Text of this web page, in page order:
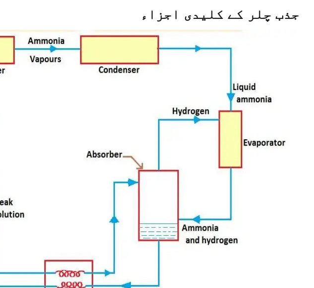
جذب چلر کے کلیدی اجزاء